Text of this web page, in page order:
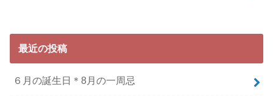
最近の投稿
６月の誕生日＊8月の一周忌